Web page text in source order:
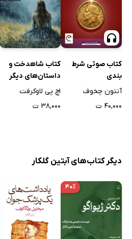
کتاب صوتی شرط
بندی
آنتون چخوف
۴۰,۰۰۰ ت
کتاب شاهدخت و
داستان‌های دیگر
اچ پی لاوکرفت
۳۸,۰۰۰ ت
دیگر کتاب‌های آبتین گلکار
۴۰٪